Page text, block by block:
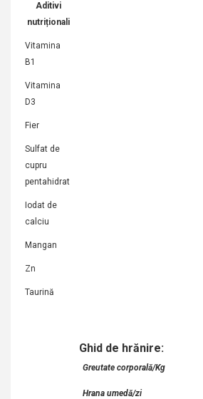
Aditivi
nutriționali
Vitamina
B1
Vitamina
D3
Fier
Sulfat de
cupru
pentahidrat
Iodat de
calciu
Mangan
Zn
Taurină
Ghid de hrănire:
Greutate corporală/Kg
Hrana umedă/zi